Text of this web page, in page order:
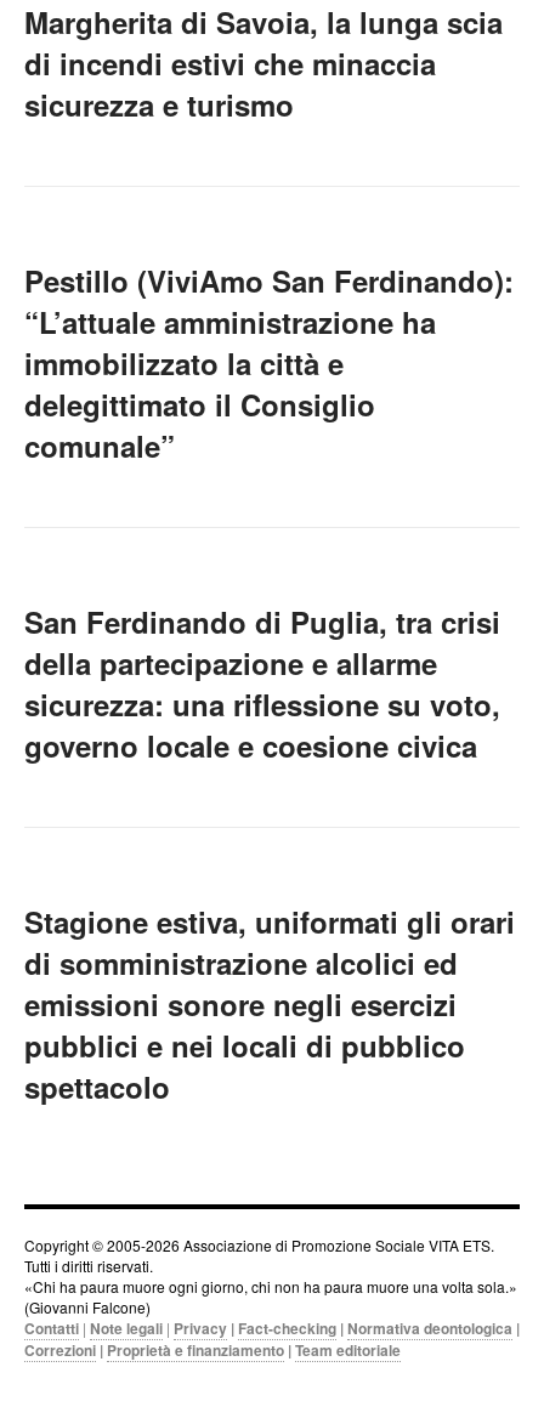
Margherita di Savoia, la lunga scia
di incendi estivi che minaccia
sicurezza e turismo
Pestillo (ViviAmo San Ferdinando):
“L’attuale amministrazione ha
immobilizzato la città e
delegittimato il Consiglio
comunale”
San Ferdinando di Puglia, tra crisi
della partecipazione e allarme
sicurezza: una riflessione su voto,
governo locale e coesione civica
Stagione estiva, uniformati gli orari
di somministrazione alcolici ed
emissioni sonore negli esercizi
pubblici e nei locali di pubblico
spettacolo
Copyright © 2005-2026 Associazione di Promozione Sociale VITA ETS.
Tutti i diritti riservati.
«Chi ha paura muore ogni giorno, chi non ha paura muore una volta sola.»
(Giovanni Falcone)
Contatti | Note legali | Privacy | Fact-checking | Normativa deontologica |
Correzioni | Proprietà e finanziamento |Team editoriale